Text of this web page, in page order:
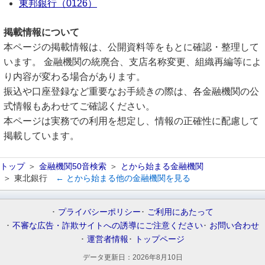
東邦銀行（0126）
掲載情報について
本ページの掲載情報は、公開資料等をもとに確認・整理して
います。 金融機関の統廃合、支店名称変更、組織再編等によ
り内容が変わる場合があります。
振込や口座登録など重要なお手続きの際は、各金融機関の公
式情報もあわせてご確認ください。
本ページは実務での利用を想定し、情報の正確性に配慮して
掲載しています。
トップ 金融機関50音検索
とから始まる金融機関
東北銀行
← とから始まる他の金融機関を見る
プライバシーポリシー
ご利用にあたって
不審な広告・詐欺サイトへの誘導にご注意ください
お問い合わせ
運営者情報
トップページ
データ更新日： 2026年8月10日